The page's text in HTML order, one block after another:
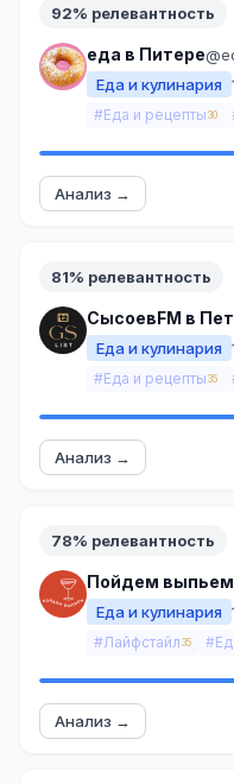
92% релевантность
еда в Питере
Еда и кулинария
#Еда и рецепты 30
Анализ →
81% релевантность
СысоевFM в
Еда и кулинария
#Еда и рецепты 35
Анализ →
78% релевантность
Пойдем выпьем
Еда и кулинария
#Лайфстайл 35
Анализ →